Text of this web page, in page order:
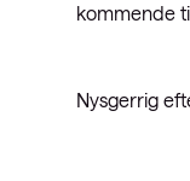
kommende
Nysgerrig